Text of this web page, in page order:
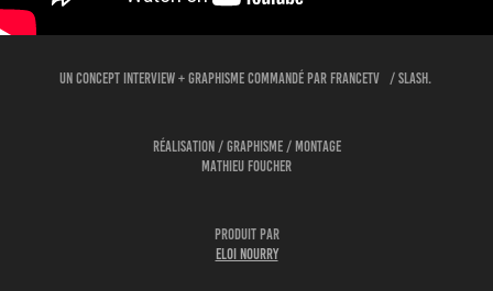
Un concept interview + graphisme commandé par FranceTV / Slash.
Réalisation / graphisme / montage
Mathieu Foucher
Produit par
Eloi Nourry